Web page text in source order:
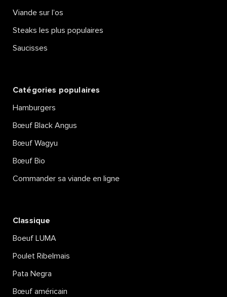
CUISINIER POUR PÂQUES
Viande sur l’os
Steaks les plus populaires
Saucisses
Catégories populaires
Hamburgers
Bœuf Black Angus
Bœuf Wagyu
Bœuf Bio
Commander sa viande en ligne
Classique
Boeuf LUMA
Poulet Ribelmais
Pata Negra
Bœuf américain